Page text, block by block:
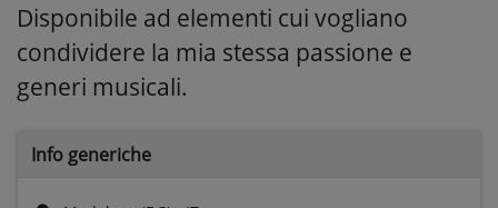
Disponibile ad elementi cui vogliano
condividere la mia stessa passione e
generi musicali.
Info generiche